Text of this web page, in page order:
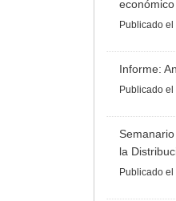
Publicado el
Informe:
Publicado el
la
Publicado el